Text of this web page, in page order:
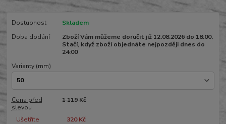
Dostupnost
Skladem
Doba dodání
Zboží Vám můžeme doručit již 12.08.2026 do 18:00.
Stačí, když zboží objednáte nejpozději dnes do
24:00
Varianty (mm)
Cena před
slevou
1 119 Kč
Ušetříte 320 Kč